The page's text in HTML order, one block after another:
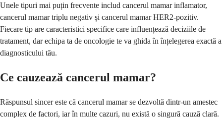
Unele tipuri mai puțin frecvente includ cancerul mamar inflamator,
cancerul mamar triplu negativ și cancerul mamar HER2-pozitiv.
Fiecare tip are caracteristici specifice care influențează deciziile de
tratament, dar echipa ta de oncologie te va ghida în înțelegerea exactă a
diagnosticului tău.
Ce cauzează cancerul mamar?
Răspunsul sincer este că cancerul mamar se dezvoltă dintr-un amestec
complex de factori, iar în multe cazuri, nu există o singură cauză clară.